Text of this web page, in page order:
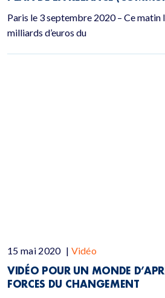
Paris le 3 septembre 2020 – Ce matin
milliards d’euros du
15 mai 2020 | Vidéo
VIDÉO POUR UN MONDE
FORCES DU CHANGEMENT